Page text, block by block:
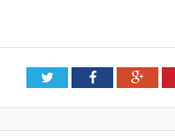
TwitterFacebook